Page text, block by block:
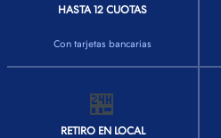
HASTA 12 CUOTAS
Con tarjetas bancarias
🏪
RETIRO EN LOCAL